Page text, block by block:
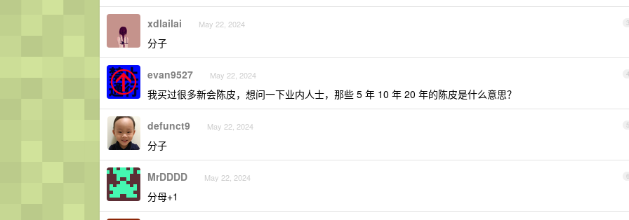
3
xdlailai May 22, 2024
分子
4
evan9527 May 22, 2024
我买过很多新会陈皮，想问一下业内人士，那些 5 年 10 年 20 年的陈皮是什么意思？
5
defunct9 May 22, 2024
分子
6
MrDDDD May 22, 2024
分母+1